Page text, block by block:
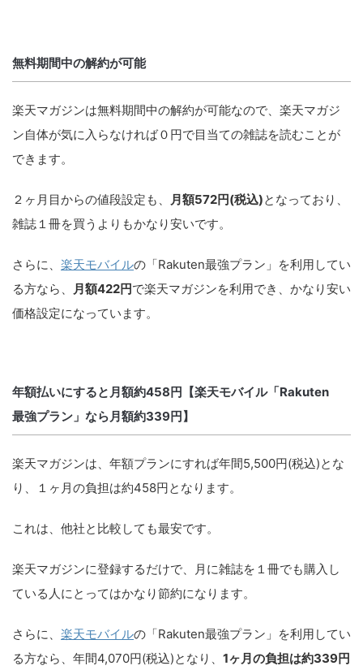
無料期間中の解約が可能
楽天マガジンは無料期間中の解約が可能なので、楽天マガジ
ン自体が気に入らなければ０円で目当ての雑誌を読むことが
できます。
２ヶ月目からの値段設定も、 月額572円(税込)となっており、
雑誌１冊を買うよりもかなり安いです。
さらに、 楽天モバイルの「Rakuten最強プラン」を利用してい
る方なら、
月額422円で楽天マガジンを利用でき、かなり安い
価格設定になっています。
年額払いにすると月額約458円【楽天モバイル「Rakuten
最強プラン」なら月額約339円】
楽天マガジンは、年額プランにすれば年間5,500円(税込)とな
り、１ヶ月の負担は約458円となります。
これは、他社と比較しても最安です。
楽天マガジンに登録するだけで、月に雑誌を１冊でも購入し
ている人にとってはかなり節約になります。
さらに、 楽天モバイルの「Rakuten最強プラン」を利用してい
る方なら、年間4,070円(税込)となり、 1ヶ月の負担は約339円